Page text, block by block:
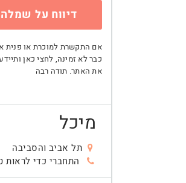
דיווח על
אם התקשרת למוכרת או פנית
כבר לא זמינה, לחצי כאן
את האתר. תודה רבה
מיכל
תל אביב והסביבה
התחברי כדי לראות